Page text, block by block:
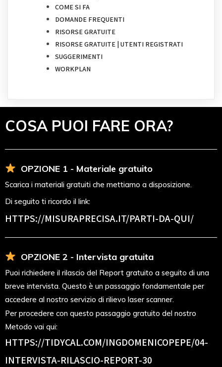
COME SI FA
DOMANDE FREQUENTI
RISORSE GRATUITE
RISORSE GRATUITE | UTENTI REGISTRATI
SUGGERIMENTI
WORKPLAN
COSA PUOI FARE ORA?
OPZIONE 1 - Materiale gratuito
Scarica i materiali gratuiti che mettiamo a disposizione.
Di seguito ti ricordo il link:
HTTPS://MISURAPRECISA.IT/PARTI-DA-QUI/
OPZIONE 2 - Intervista gratuita
Puoi richiedere il rilascio del Report gratuito a seguito di una
breve intervista. Questo è un passaggio fondamentale per
accedere al nostro servizio di rilievo laser scanner.
Per procedere con questo passaggio gratuito del nostro
Metodo vai qui:
HTTPS://TIDYCAL.COM/INGDOMENICOPEPE/04-
INTERVISTA-RILASCIO-REPORT-30